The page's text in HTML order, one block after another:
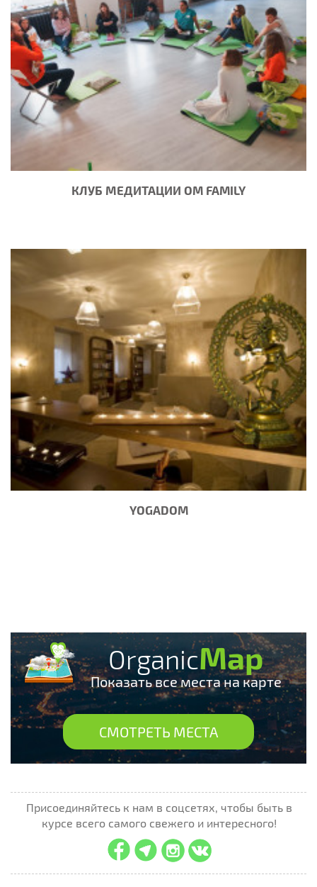
КЛУБ МЕДИТАЦИИ OM FAMILY
YOGADOM
OrganicMap
Показать все места на карте
СМОТРЕТЬ МЕСТА
Присоединяйтесь к нам в соцсетях, чтобы быть в
курсе всего самого свежего и интересного!